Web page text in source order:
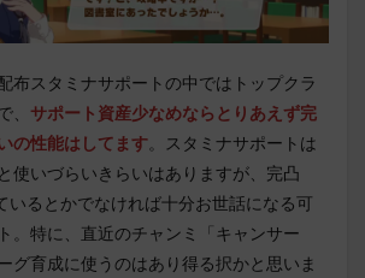
布スタミナサポートの中ではトップクラ
、 サポート資産少なめならとりあえず完
の性能はしてます。スタミナサポートは
使いづらいきらいはありますが、完凸
いるとかでなければ十分お世話になる可
。特に、直近のチャンミ「キャンサー
グ育成に使うのはあり得る択かと思いま